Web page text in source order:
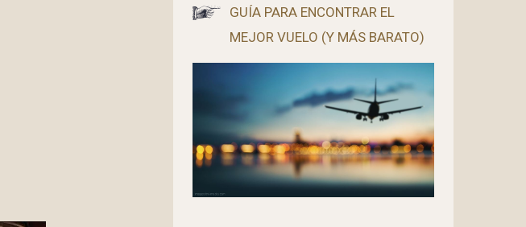
GUÍA PARA ENCONTRAR EL
MEJOR VUELO (Y MÁS BARATO)